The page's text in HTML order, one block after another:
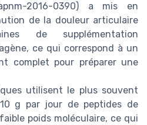
apnm-2016-0390) a mis en
de la douleur articulaire
de supplémentation
ce qui correspond à un
complet pour préparer une
utilisent le plus souvent
g par jour de peptides de
poids moléculaire, ce qui